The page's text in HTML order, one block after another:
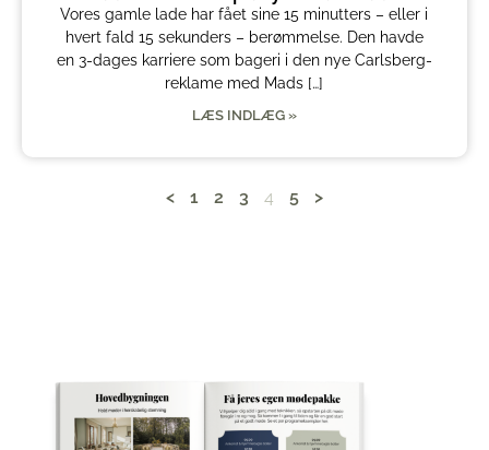
Vores gamle lade har fået sine 15 minutters – eller i
hvert fald 15 sekunders – berømmelse. Den havde
en 3-dages karriere som bageri i den nye Carlsberg-
reklame med Mads […]
LÆS INDLÆG »
< 1 2 3 4 5 >